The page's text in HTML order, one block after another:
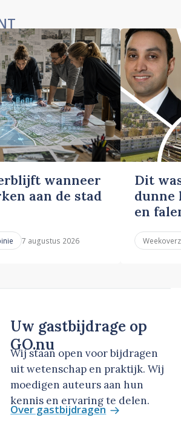
wanneer
aan de stad
7 augustus 2026
Dit
dunne
en
Uw gastbijdrage op
GO.nu
Wij staan open voor bijdragen
uit wetenschap en praktijk. Wij
moedigen auteurs aan hun
kennis en ervaring te delen.
Over gastbijdragen